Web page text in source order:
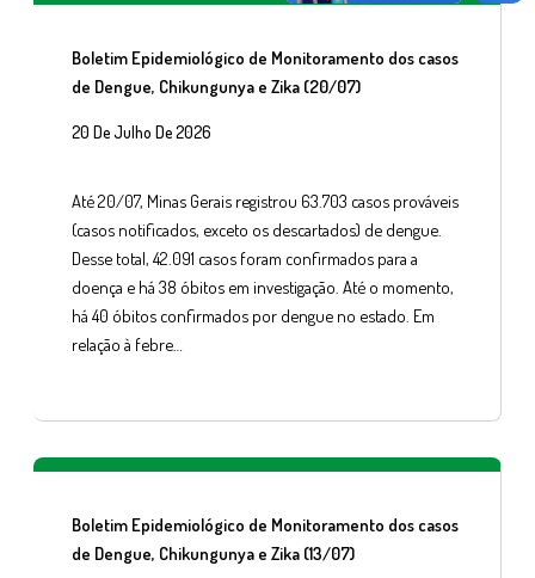
Boletim Epidemiológico de Monitoramento dos casos
de Dengue, Chikungunya e Zika (20/07)
20 De Julho De 2026
Até 20/07, Minas Gerais registrou 63.703 casos prováveis
(casos notificados, exceto os descartados) de dengue.
Desse total, 42.091 casos foram confirmados para a
doença e há 38 óbitos em investigação. Até o momento,
há 40 óbitos confirmados por dengue no estado. Em
relação à febre…
Boletim Epidemiológico de Monitoramento dos casos
de Dengue, Chikungunya e Zika (13/07)